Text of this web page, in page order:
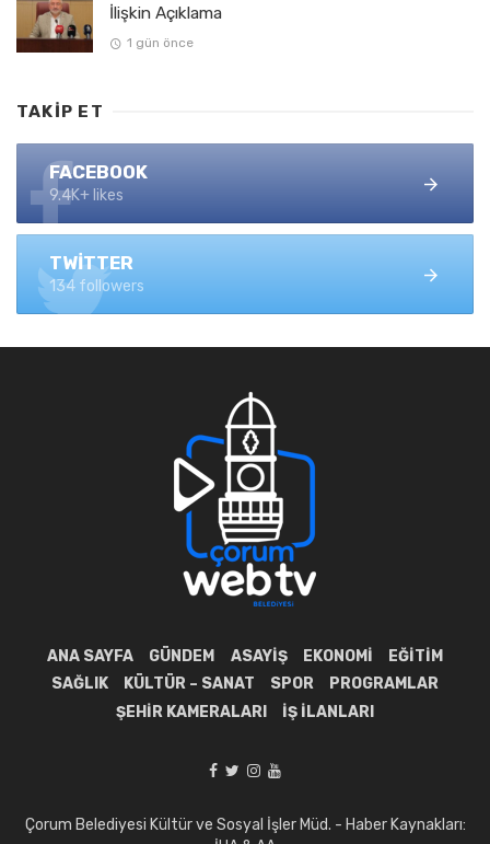
İlişkin Açıklama
1 gün önce
TAKIP ET
FACEBOOK
9.4K+ likes
TWITTER
134 followers
ANA SAYFA GÜNDEM ASAYIŞ EKONOMI
EĞITIM
SAĞLIK
KÜLTÜR – SANAT SPOR
PROGRAMLAR
ŞEHIR KAMERALARI
İŞ İLANLARI
Çorum Belediyesi Kültür ve Sosyal İşler Müd. - Haber Kaynakları: